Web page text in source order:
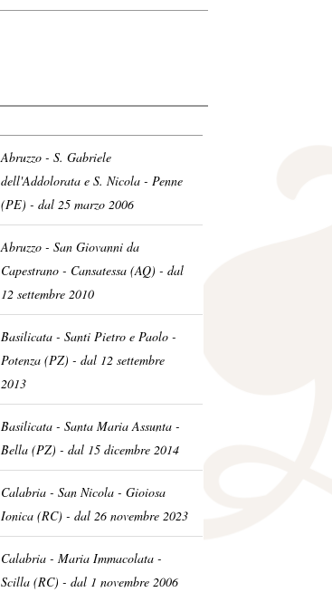
Abruzzo - S. Gabriele
dell'Addolorata e S. Nicola - Penne
(PE) - dal 25 marzo 2006
Abruzzo - San Giovanni da
Capestrano - Cansatessa (AQ) - dal
12 settembre 2010
Basilicata - Santi Pietro e Paolo -
Potenza (PZ) - dal 12 settembre
2013
Basilicata - Santa Maria Assunta -
Bella (PZ) - dal 15 dicembre 2014
Calabria - San Nicola - Gioiosa
Ionica (RC) - dal 26 novembre 2023
Calabria - Maria Immacolata -
Scilla (RC) - dal 1 novembre 2006